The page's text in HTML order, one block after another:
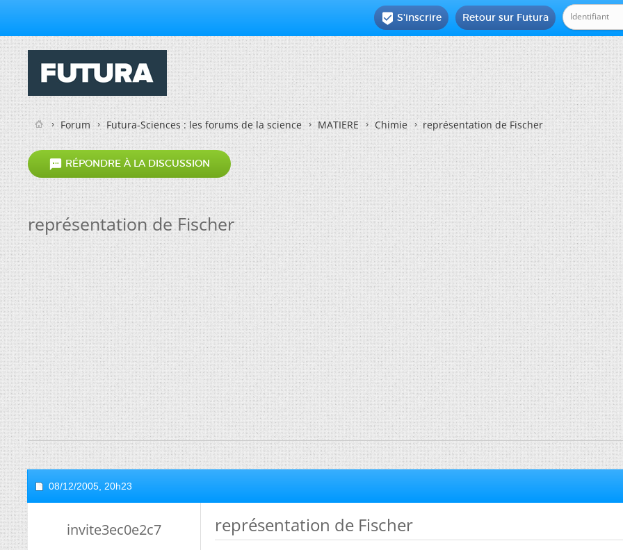
Retour sur Futura
 S'inscrire
Forum Futura-Sciences : les forums de la science MATIERE Chimie représentation de Fischer
 RÉPONDRE À LA DISCUSSION
représentation de Fischer
08/12/2005, 20h23
invite3ec0e2c7 représentation de Fischer